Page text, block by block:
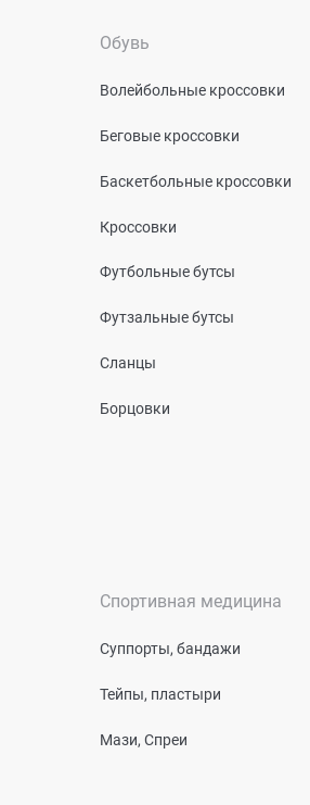
Обувь
Волейбольные кроссовки
Беговые кроссовки
Баскетбольные кроссовки
Кроссовки
Футбольные бутсы
Футзальные бутсы
Сланцы
Борцовки
Спортивная медицина
Суппорты, бандажи
Тейпы, пластыри
Мази, Спреи